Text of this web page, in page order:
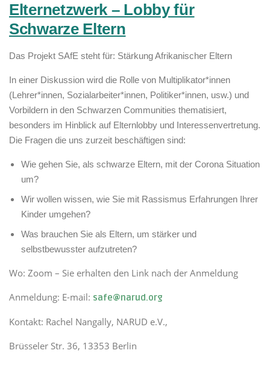
Elternetzwerk – Lobby für
Schwarze Eltern
Das Projekt SAfE steht für: Stärkung Afrikanischer Eltern
In einer Diskussion wird die Rolle von Multiplikator*innen
(Lehrer*innen, Sozialarbeiter*innen, Politiker*innen, usw.) und
Vorbildern in den Schwarzen Communities thematisiert,
besonders im Hinblick auf Elternlobby und Interessenvertretung.
Die Fragen die uns zurzeit beschäftigen sind:
Wie gehen Sie, als schwarze Eltern, mit der Corona Situation
um?
Wir wollen wissen, wie Sie mit Rassismus Erfahrungen Ihrer
Kinder umgehen?
Was brauchen Sie als Eltern, um stärker und
selbstbewusster aufzutreten?
Wo: Zoom – Sie erhalten den Link nach der Anmeldung
Anmeldung: E-mail: safe@narud.org
Kontakt: Rachel Nangally, NARUD e.V.,
Brüsseler Str. 36, 13353 Berlin